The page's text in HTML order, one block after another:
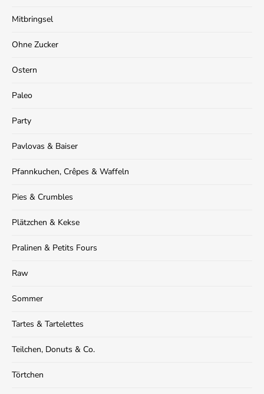
Mitbringsel
Ohne Zucker
Ostern
Paleo
Party
Pavlovas & Baiser
Pfannkuchen, Crêpes & Waffeln
Pies & Crumbles
Plätzchen & Kekse
Pralinen & Petits Fours
Raw
Sommer
Tartes & Tartelettes
Teilchen, Donuts & Co.
Törtchen